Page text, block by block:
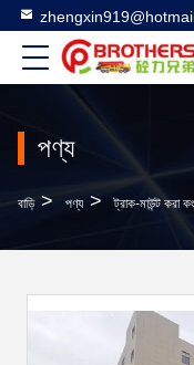
পণ্য
বাড়ি > পণ্য > ট্রাক-মাউন্ট করা